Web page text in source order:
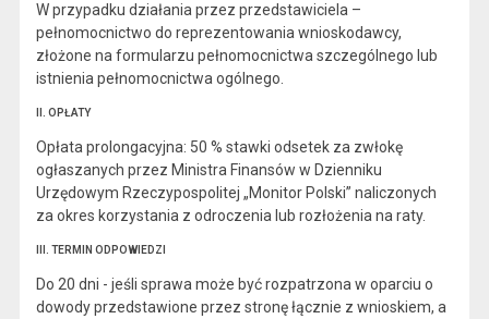
W przypadku działania przez przedstawiciela –
pełnomocnictwo do reprezentowania wnioskodawcy,
złożone na formularzu pełnomocnictwa szczególnego lub
istnienia pełnomocnictwa ogólnego.
II. OPŁATY
Opłata prolongacyjna: 50 % stawki odsetek za zwłokę
ogłaszanych przez Ministra Finansów w Dzienniku
Urzędowym Rzeczypospolitej „Monitor Polski” naliczonych
za okres korzystania z odroczenia lub rozłożenia na raty.
III. TERMIN ODPOWIEDZI
Do 20 dni - jeśli sprawa może być rozpatrzona w oparciu o
dowody przedstawione przez stronę łącznie z wnioskiem, a